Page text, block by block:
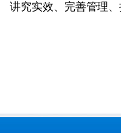
讲究实效、完善管理